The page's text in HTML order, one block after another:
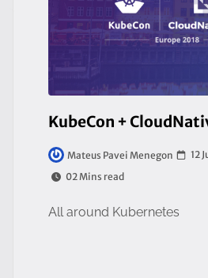
Mateus Pavei Menegon
12
02 Mins read
All around Kubernetes